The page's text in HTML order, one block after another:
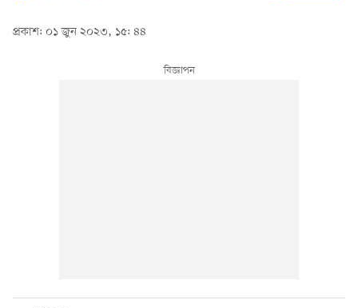
প্রকাশ: ০১ জুন ২০২৩, ১৫: ৪৪